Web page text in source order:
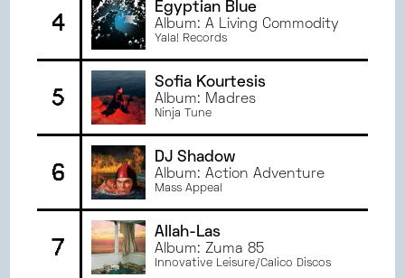
DÉCEMBRE2023
NOVEMBRE 2023
OCTOBRE2023
SEPTEMBRE2023
2023
AVRIL2023
MARS2023
FÉVRIER2023
JANVIER2023
JUIN2022
2022
4
Egyptian Blue
Album: A Living Commodity
Yala! Records
5
Sofia Kourtesis
Album: Madres
Ninja Tune
6
DJ Shadow
Album: Action Adventure
Mass Appeal
7
Allah-Las
Album: Zuma 85
Innovative Leisure/Calico Discos